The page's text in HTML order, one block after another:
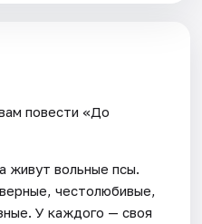
повести «До
живут вольные псы.
честолюбивые,
У каждого — своя